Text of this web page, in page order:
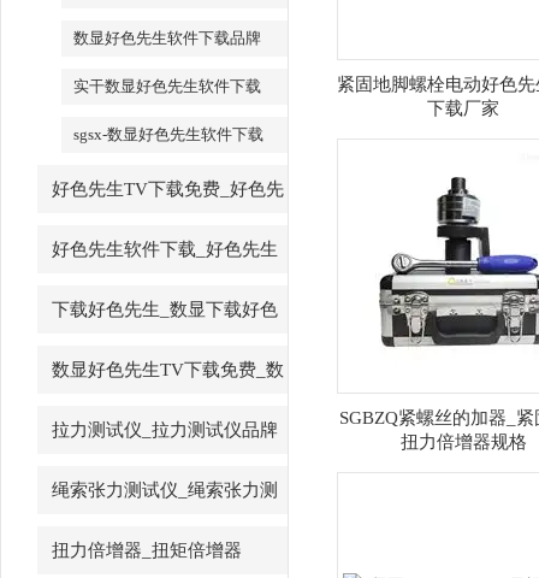
下载
数显好色先生软件下载品牌
实干数显好色先生软件下载
sgsx-数显好色先生软件下载
好色先生TV下载免费_好色先
生TV下载免费厂家
好色先生软件下载_好色先生
软件下载厂家
下载好色先生_数显下载好色
先生
数显好色先生TV下载免费_数
字好色先生TV下载免费
拉力测试仪_拉力测试仪品牌
绳索张力测试仪_绳索张力测
试仪
扭力倍增器_扭矩倍增器
紧固地脚螺栓电动好色
下载厂家
SGBZQ紧螺丝的加器_紧
扭力倍增器规格